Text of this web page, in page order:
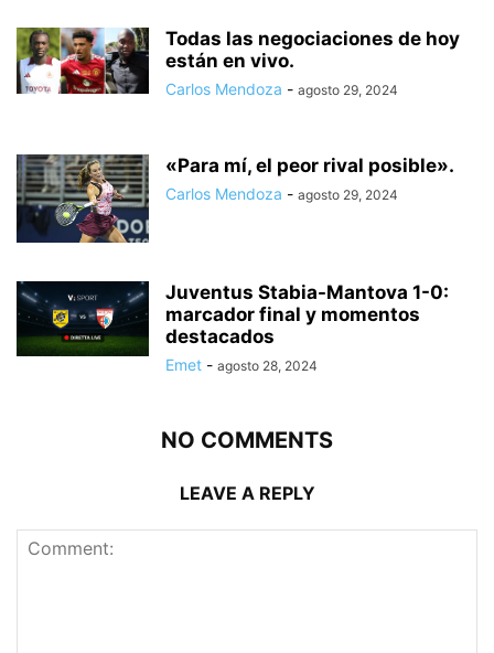
Todas las negociaciones de hoy
están en vivo.
Carlos Mendoza - agosto 29, 2024
«Para mí, el peor rival posible».
Carlos Mendoza - agosto 29, 2024
Juventus Stabia-Mantova 1-0:
marcador final y momentos
destacados
Emet - agosto 28, 2024
NO COMMENTS
LEAVE A REPLY